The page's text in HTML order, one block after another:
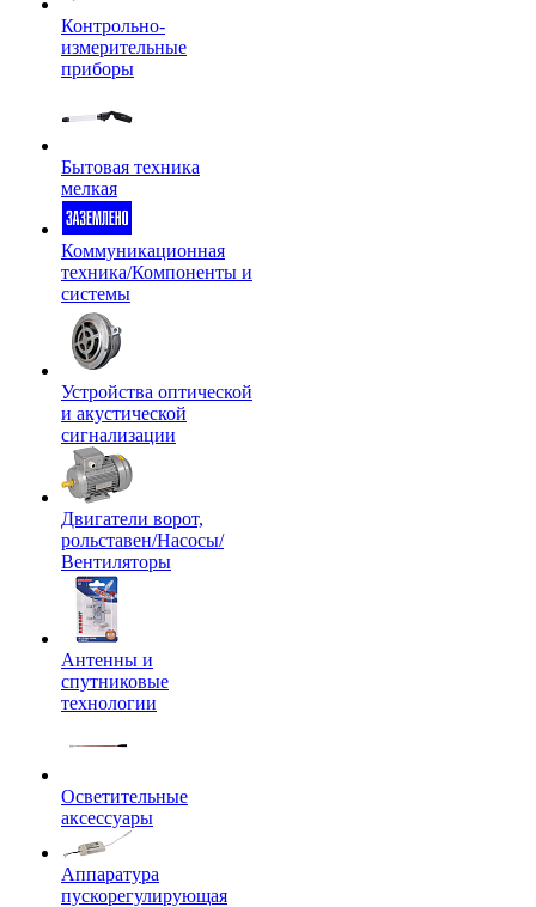
Контрольно-
измерительные
приборы
Бытовая техника
мелкая
Коммуникационная
техника/Компоненты и
системы
Устройства оптической
и акустической
сигнализации
Двигатели ворот,
рольставен/Насосы/
Вентиляторы
Антенны и
спутниковые
технологии
Осветительные
аксессуары
Аппаратура
пускорегулирующая